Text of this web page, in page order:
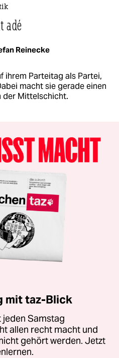
adé
Reinecke
ihrem Parteitag als Partei,
macht sie gerade einen
der Mittelschicht.
mit taz-Blick
jeden Samstag
allen recht macht und
gehört werden. Jetzt